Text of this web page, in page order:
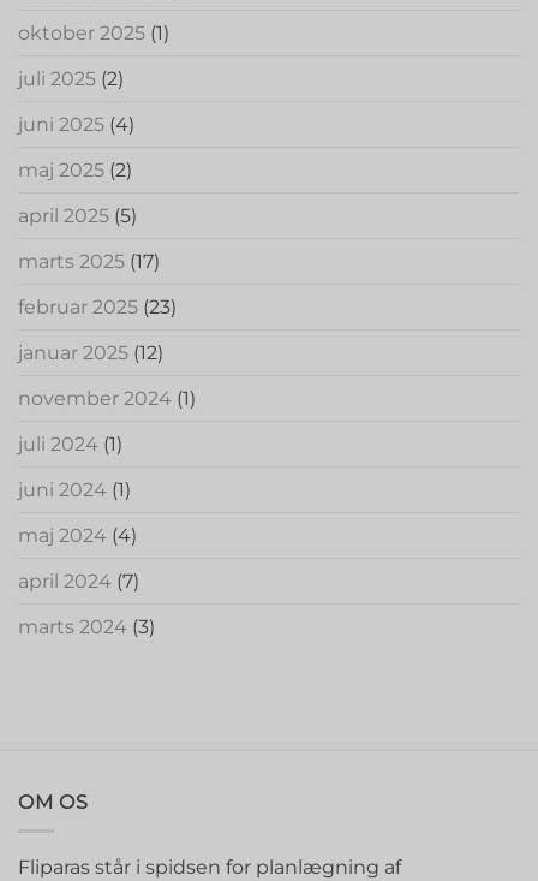
oktober 2025 (1)
juli 2025 (2)
juni 2025 (4)
maj 2025 (2)
april 2025 (5)
marts 2025 (17)
februar 2025 (23)
januar 2025 (12)
november 2024 (1)
juli 2024 (1)
juni 2024 (1)
maj 2024 (4)
april 2024 (7)
marts 2024 (3)
OM OS
Fliparas står i spidsen for planlægning af